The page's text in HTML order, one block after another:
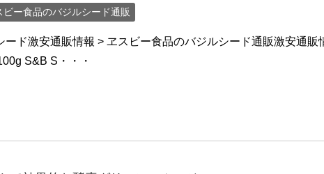
ビー食品のバジルシード通販
ード激安通販情報 > ヱスビー食品のバジルシード通販激安通
S&B S・・・